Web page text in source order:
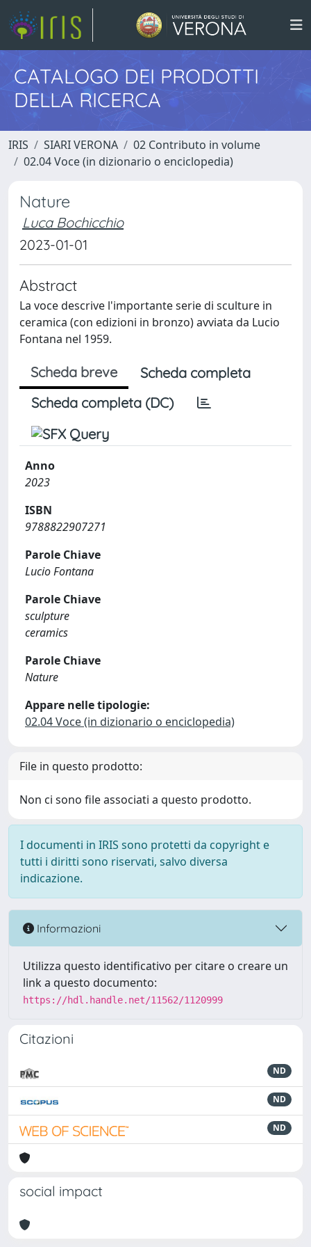
CATALOGO DEI PRODOTTI
DELLA RICERCA
IRIS SIARI VERONA
02 Contributo in volume
02.04 Voce (in dizionario o enciclopedia)
Nature
Luca Bochicchio
2023-01-01
Abstract
La voce descrive l'importante serie di sculture in
ceramica (con edizioni in bronzo) avviata da Lucio
Fontana nel 1959.
Scheda breve
Scheda completa
Scheda completa (DC)
Anno
2023
ISBN
9788822907271
Parole Chiave
Lucio Fontana
Parole Chiave
sculpture
ceramics
Parole Chiave
Nature
Appare nelle tipologie:
02.04 Voce (in dizionario o enciclopedia)
File in questo prodotto:
Non ci sono file associati a questo prodotto.
I documenti in IRIS sono protetti da copyright e
tutti i diritti sono riservati, salvo diversa
indicazione.
Informazioni
Utilizza questo identificativo per citare o creare un
link a questo documento:
https://hdl.handle.net/11562/1120999
Citazioni
ND
ND
ND
social impact